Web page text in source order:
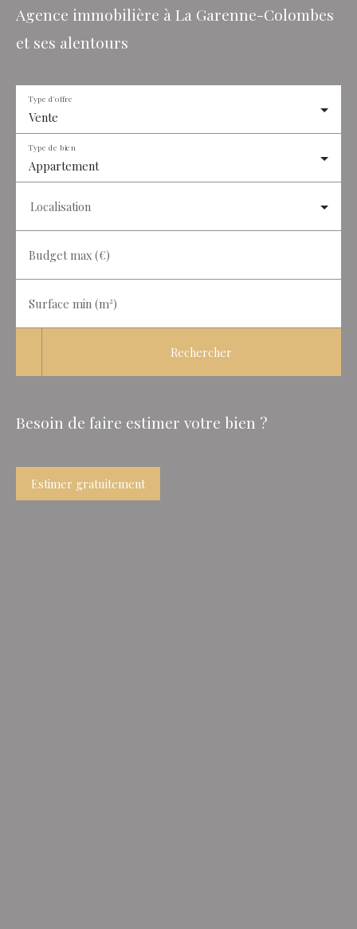
Agence immobilière à La Garenne-Colombes
et ses alentours
Vente
Type d'offre
Appartement
Type de bien
Localisation
Budget max (€)
Surface min (m²)
Rechercher
Besoin de faire estimer votre bien ?
Estimer gratuitement